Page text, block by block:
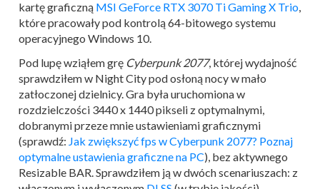
kartę graficzną MSI GeForce RTX 3070 Ti Gaming X Trio,
które pracowały pod kontrolą 64-bitowego systemu
operacyjnego Windows 10.
Pod lupę wziąłem grę Cyberpunk 2077, której wydajność
sprawdziłem w Night City pod osłoną nocy w mało
zatłoczonej dzielnicy. Gra była uruchomiona w
rozdzielczości 3440 x 1440 pikseli z optymalnymi,
dobranymi przeze mnie ustawieniami graficznymi
(sprawdź: Jak zwiększyć fps w Cyberpunk 2077? Poznaj
optymalne ustawienia graficzne na PC), bez aktywnego
Resizable BAR. Sprawdziłem ją w dwóch scenariuszach: z